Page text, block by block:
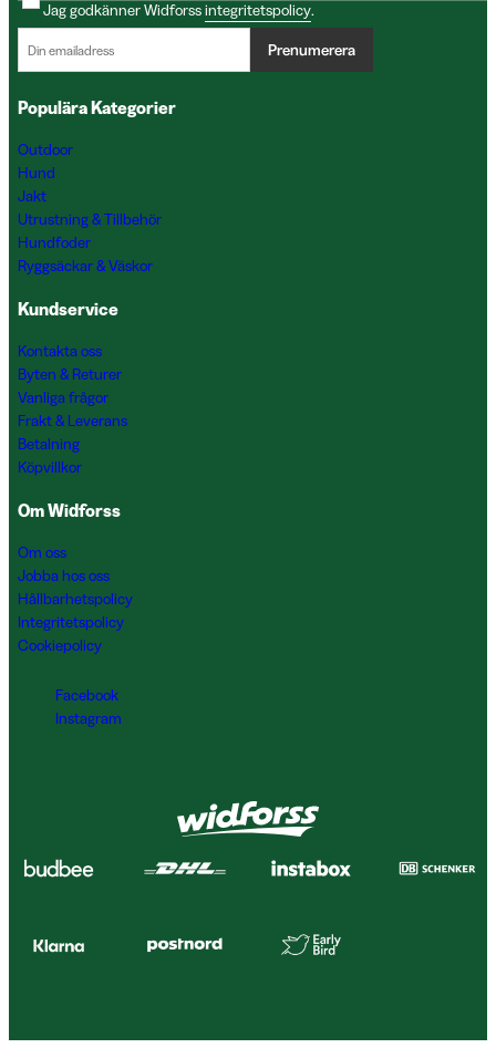
Jag godkänner Widforssintegritetspolicy.
Prenumerera
Populära Kategorier
Outdoor
Hund
Jakt
Utrustning & Tillbehör
Hundfoder
Ryggsäckar & Väskor
Kundservice
Kontakta oss
Byten & Returer
Vanliga frågor
Frakt & Leverans
Betalning
Köpvillkor
Om Widforss
Om oss
Jobba hos oss
Hållbarhetspolicy
Integritetspolicy
Cookiepolicy
Facebook
Instagram